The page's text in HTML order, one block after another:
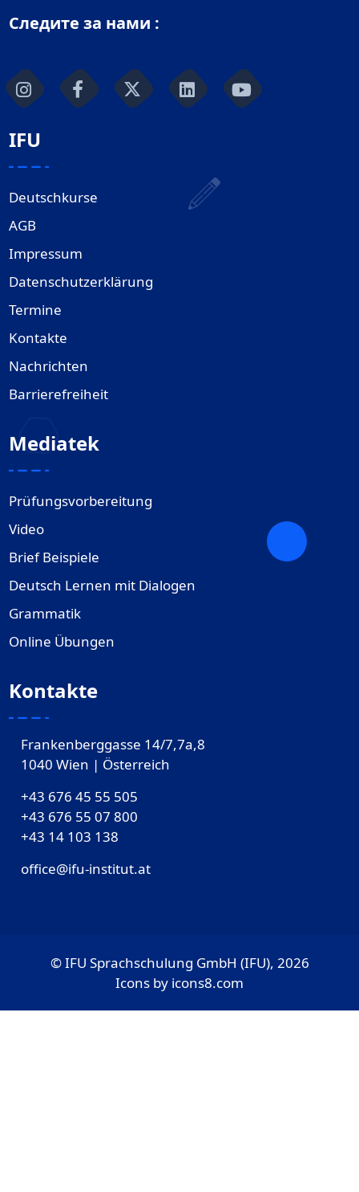
Следите за нами :
IFU
Deutschkurse
AGB
Impressum
Datenschutzerklärung
Termine
Kontakte
Nachrichten
Barrierefreiheit
Mediatek
Prüfungsvorbereitung
Video
Brief Beispiele
Deutsch Lernen mit Dialogen
Grammatik
Online Übungen
Kontakte
Frankenberggasse 14/7,7a,8
1040 Wien | Österreich
+43 676 45 55 505
+43 676 55 07 800
‎+43 14 103 138
office@ifu-institut.at
© IFU Sprachschulung GmbH (IFU), 2026
Icons by icons8.com